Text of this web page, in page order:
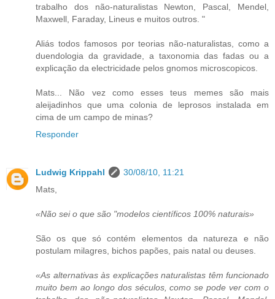
trabalho dos não-naturalistas Newton, Pascal, Mendel,
Maxwell, Faraday, Lineus e muitos outros. "
Aliás todos famosos por teorias não-naturalistas, como a
duendologia da gravidade, a taxonomia das fadas ou a
explicação da electricidade pelos gnomos microscopicos.
Mats... Não vez como esses teus memes são mais
aleijadinhos que uma colonia de leprosos instalada em
cima de um campo de minas?
Responder
Ludwig Krippahl
30/08/10, 11:21
Mats,
«Não sei o que são "modelos científicos 100% naturais»
São os que só contém elementos da natureza e não
postulam milagres, bichos papões, pais natal ou deuses.
«As alternativas às explicações naturalistas têm funcionado
muito bem ao longo dos séculos, como se pode ver com o